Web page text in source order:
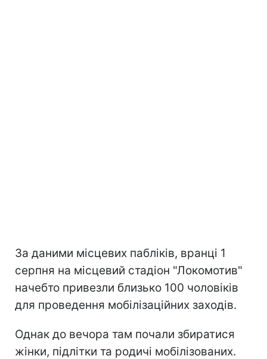
За даними місцевих пабліків, вранці 1
серпня на місцевий стадіон "Локомотив"
начебто привезли близько 100 чоловіків
для проведення мобілізаційних заходів.
Однак до вечора там почали збиратися
жінки, підлітки та родичі мобілізованих.